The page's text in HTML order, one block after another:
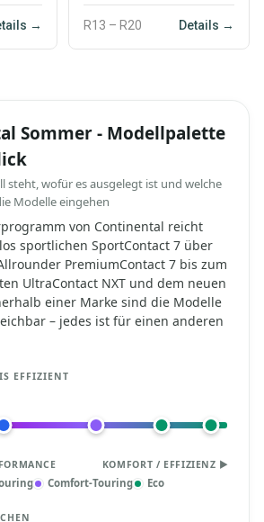
→ R13 – R20 Details →
Sommer - Modellpalette
steht, wofür es ausgelegt ist und welche
Modelle eingehen
von Continental reicht
sportlichen SportContact 7 über
PremiumContact 7 bis zum
UltraContact NXT und dem neuen
einer Marke sind die Modelle
– jedes ist für einen anderen
EFFIZIENT
KOMFORT / EFFIZIENZ ▶
Comfort-Touring Eco